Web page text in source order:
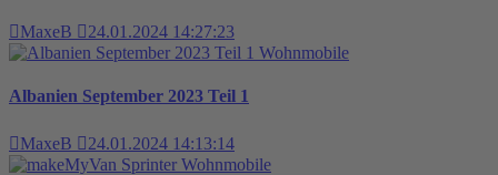
MaxeB
24.01.2024 14:27:23
Wohnmobile
Albanien September 2023 Teil 1
MaxeB
24.01.2024 14:13:14
Wohnmobile